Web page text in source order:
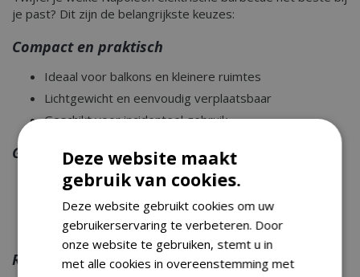
je past? Dit zijn de belangrijkste keuzes:
Compact en praktisch
Ideaal voor balkons en kleinere ruimtes
Lichtgewicht en eenvoudig verplaatsbaar
Geschikt voor incidenteel gebruik
Gezin en regelmatig gebruik
Groter grilloppervlak
Meer vermogen en controle
Geschikt voor meerdere gerechten tegelijk
Regelmatige BBQ-liefhebber
Deze website maakt
gebruik van cookies.
Deze website gebruikt cookies om uw
gebruikerservaring te verbeteren. Door
onze website te gebruiken, stemt u in
met alle cookies in overeenstemming met